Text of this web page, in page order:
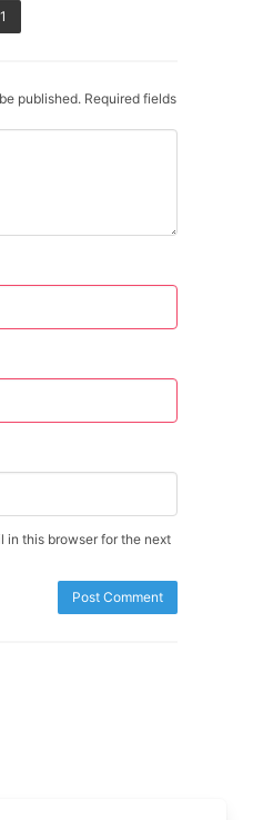
1
published. Required fields
in this browser for the next